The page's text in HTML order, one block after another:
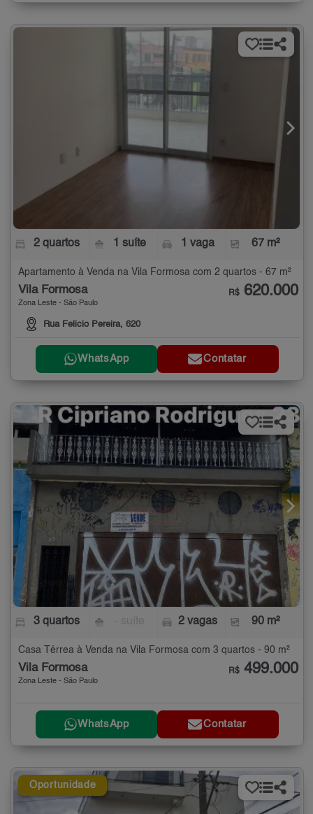
2 quartos 1 suíte 1 vaga 67 m²
Apartamento à Venda na Vila Formosa com 2 quartos - 67 m²
Vila Formosa
Zona Leste - São Paulo
Rua Felicio Pereira, 620
R$ 620.000
WhatsApp Contatar
3 quartos 2 vagas 90 m²
Casa Térrea à Venda na Vila Formosa com 3 quartos - 90 m²
Vila Formosa
Zona Leste - São Paulo
R$ 499.000
WhatsApp Contatar
Oportunidade